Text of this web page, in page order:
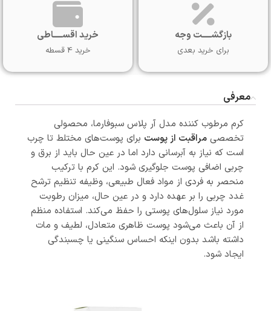
بازگشـــــت وجه
برای خرید بعدی
خرید اقســـــاطی
خرید 4 قسطه
معرفی
کرم مرطوب کننده مدل آر پلاس سبوفارما، محصولی
تخصصی مراقبت از پوست برای پوست‌های مختلط تا چرب
است که نیاز به آبرسانی دارد اما در عین حال باید از برق و
چربی اضافی پوست جلوگیری شود. این کرم با ترکیب
منحصر به‌ فردی از مواد فعال طبیعی، وظیفه تنظیم ترشح
غدد چربی را بر عهده دارد و در عین حال، میزان رطوبت
مورد نیاز سلول‌های پوستی را حفظ می‌کند. استفاده منظم
از آن باعث می‌شود پوست ظاهری متعادل، لطیف و مات
داشته باشد بدون اینکه احساس سنگینی یا چسبندگی
ایجاد شود.